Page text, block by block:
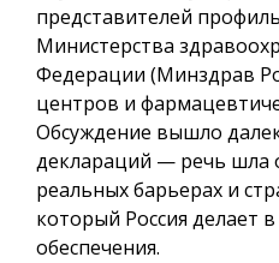
представителей
Министерства
Федерации (Минздрав
центров и
Обсуждение вышло
деклараций — речь шла
реальных барьерах и
который Россия делает
обеспечения.